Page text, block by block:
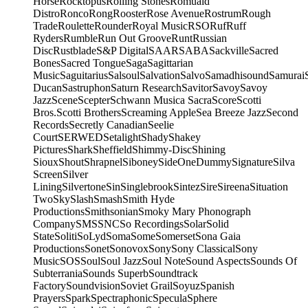
DistroRoncoRongRoosterRose AvenueRostrumRough
TradeRouletteRounderRoyal MusicRSORufRuff
RydersRumbleRun Out GrooveRuntRussian
DiscRustbladeS&P DigitalSAARSABASackvilleSacred
BonesSacred TongueSagaSagittarian
MusicSaguitariusSalsoulSalvationSalvoSamadhisoundSamurai
DucanSastruphonSaturn ResearchSavitorSavoySavoy
JazzSceneScepterSchwann Musica SacraScoreScotti
Bros.Scotti BrothersScreaming AppleSea Breeze JazzSecond
RecordsSecretly CanadianSeelie
CourtSERWEDSetalightShadyShakey
PicturesSharkSheffieldShimmy-DiscShining
SiouxShoutShrapnelSiboneySideOneDummySignatureSilva
ScreenSilver
LiningSilvertoneSinSinglebrookSintezSireSireenaSituation
TwoSkySlashSmashSmith Hyde
ProductionsSmithsonianSmoky Mary Phonograph
CompanySMSSNCSo RecordingsSolarSolid
StateSolitiSoLydSomaSomeSomersetSona Gaia
ProductionsSonetSonovoxSonySony ClassicalSony
MusicSOSSoulSoul JazzSoul NoteSound AspectsSounds Of
SubterraniaSounds SuperbSoundtrack
FactorySoundvisionSoviet GrailSoyuzSpanish
PrayersSparkSpectraphonicSpeculaSphere